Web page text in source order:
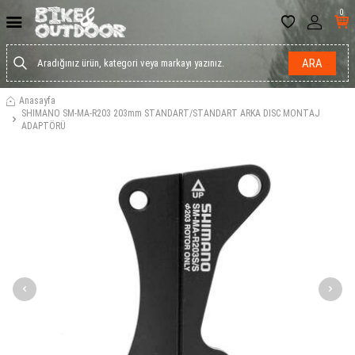
ARA
0
Anasayfa
SHIMANO SM-MA-R203 203mm STANDART/STANDART ARKA DISC MONTAJ
ADAPTÖRÜ